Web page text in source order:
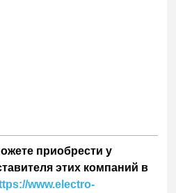
приобрести у
этих компаний в
www.electro-